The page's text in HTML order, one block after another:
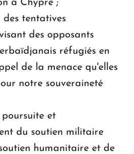
à Chypre ;
des tentatives
des opposants
réfugiés en
de la menace qu'elles
notre souveraineté
et
du soutien militaire
humanitaire et de